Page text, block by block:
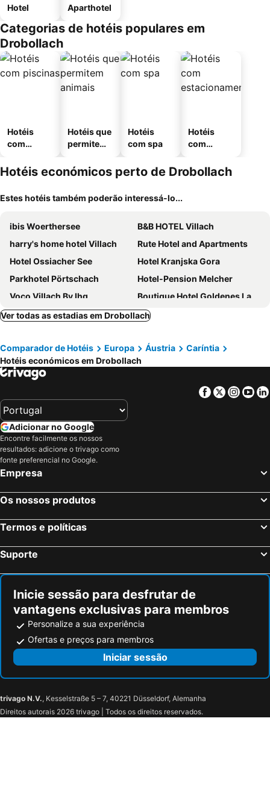
Hotel Aparthotel
Categorias de hotéis populares em
Drobollach
Hotéis
com
Hotéis que
permitem
Hotéis
com spa
Hotéis
com
mento
Hotéis económicos perto de Drobollach
Estes hotéis também poderão interessá-lo...
ibis Woerthersee
B&B HOTEL Villach
harry's home hotel Villach
Rute Hotel and Apartments
Hotel Ossiacher See
Hotel Kranjska Gora
Parkhotel Pörtschach
Hotel-Pension Melcher
Voco Villach By Ihg
Boutique Hotel Goldenes Lamm
Hotel Palais26
Stadthotel Das Villach
Hotel Fuchs & Hase SELF CHECK IN
Alpinhotel Pacheiner
Hotel Kotnik Superior
Ramada Hotel & Suites by Wyndham Kranjska Gora
Hotel Alpina
Milka Boutique Hotel
Baumgartnerhof Arriach - Urlaub am Bauernhof
Seehotel Dr. Jilly
Hotel Rosmann
Ver todas as estadias em Drobollach
Comparador de Hotéis Europa Áustria
Caríntia
Hotéis económicos em Drobollach
Facebook
Twitter
Adicionar no Google
Encontre facilmente os nossos
resultados: adicione o trivago como
fonte preferencial no Google.
Empresa
Os nossos produtos
Termos e políticas
Suporte
Inicie sessão para desfrutar de
vantagens exclusivas para membros
Personalize a sua experiência
Ofertas e preços para membros
Iniciar sessão
trivago N.V., Kesselstraße 5 – 7, 40221 Düsseldorf, Alemanha
Direitos autorais 2026 trivago | Todos os direitos reservados.